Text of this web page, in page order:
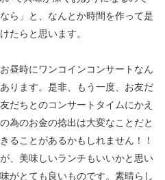
ら」と、なんとか時間を作って是
たらと思います。
昼時にワンコインコンサートなん
ります。是非、もう一度、お友だ
だちとのコンサートタイムにかえ
のお金の捻出は大変なことだと
ることがあるかもしれません！！
、美味しいランチもいいかと思い
がとても良いものです。素晴らし